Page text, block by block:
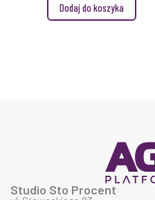
Dodaj do koszyka
Studio Sto Procent